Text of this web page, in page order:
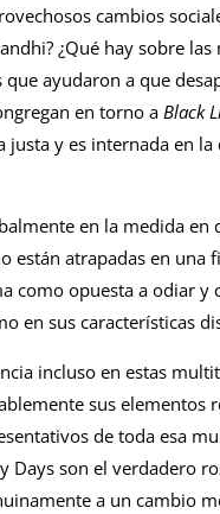
cambios
¿Qué hay sobre
ayudaron a que
en torno a Black
y es internada en
en la medida
están atrapadas en
como opuesta a odiar y
en sus características
incluso en estas
sus elementos
de toda esa
Days son el verdadero
a un cambio